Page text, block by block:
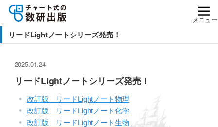
メニュー
リードLightノートシリーズ発売！
リードLightノートシリーズ発売！
2025.01.24
改訂版 リードLightノート物理
改訂版 リードLightノート化学
改訂版 リードLightノート生物